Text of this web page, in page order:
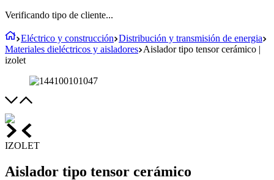
Verificando tipo de cliente...
Eléctrico y construcción Distribución y transmisión de energia
Materiales dieléctricos y aisladores Aislador tipo tensor cerámico |
izolet
IZOLET
Aislador tipo tensor cerámico